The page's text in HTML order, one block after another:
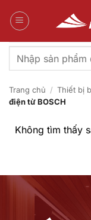
qua
Tìm
kiếm:
Trang chủ / Thiết bị
điện từ BOSCH
Không tìm thấy